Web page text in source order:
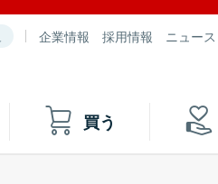
企業情報 採用情報 ニュー
買う